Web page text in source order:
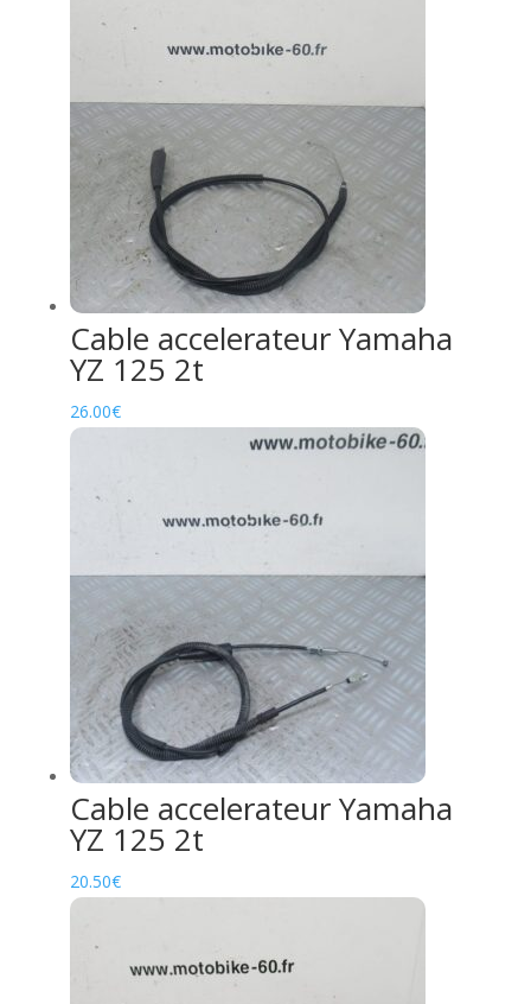
Cable accelerateur Yamaha
YZ 125 2t
26.00€
Cable accelerateur Yamaha
YZ 125 2t
20.50€